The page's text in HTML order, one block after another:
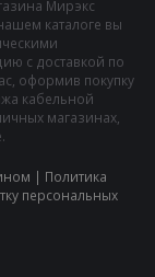
Мирэкс
каталоге вы
с доставкой по
оформив покупку
кабельной
магазинах,
| Политика
персональных